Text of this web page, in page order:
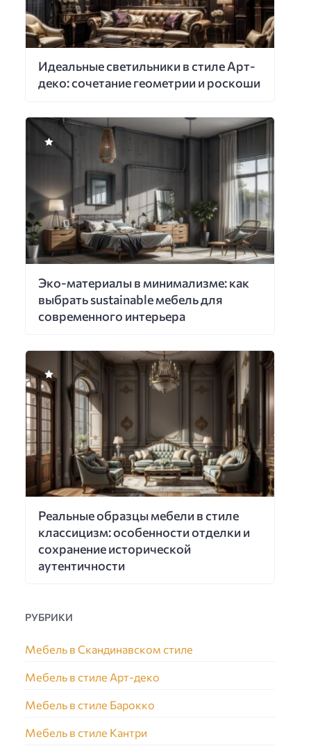
Идеальные светильники в стиле Арт-
деко: сочетание геометрии и роскоши
Эко-материалы в минимализме: как
выбрать sustainable мебель для
современного интерьера
Реальные образцы мебели в стиле
классицизм: особенности отделки и
сохранение исторической
аутентичности
РУБРИКИ
Мебель в Скандинавском стиле
Мебель в стиле Арт-деко
Мебель в стиле Барокко
Мебель в стиле Кантри